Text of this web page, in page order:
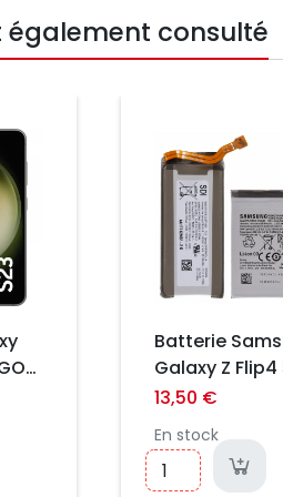
également consulté
Prix
Batterie
Galaxy Z Flip4
F723/ F724
13,50 €
En stock